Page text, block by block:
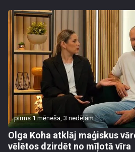
pirms 1 mēneša, 3 nedēļām
Olga Koha atklāj maģiskus
vēlētos dzirdēt no mīļotā vīra